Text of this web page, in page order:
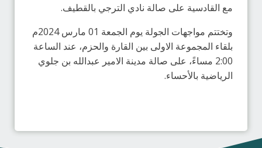
مع القادسية على صالة نادي الترجي بالقطيف.
وتختتم مواجهات الجولة يوم الجمعة 01 مارس 2024م
بلقاء المجموعة الاولى بين القارة والحزم، عند الساعة
2:00 مساءً، على صالة مدينة الامير عبدالله بن جلوي
الرياضية بالأحساء.